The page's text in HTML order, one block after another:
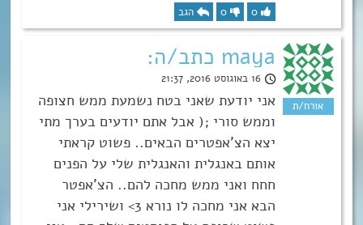
0
0 הגב
maya כתב/ה:
16 באוגוסט 2016, 21:37
אני יודעת שאני בטח נשמעת ממש חצופה
וממש סורי ;( אבל אתם יודעים בערך מתי
יצא הצ’אפטרים הבאים.. פשוט קראתי
אותם באנגלית והאנגלית שלי על הפנים
חחח ואני ממש מחכה להם.. הצ’אפטר
הבא אני מחכה לו נורא 3> ושירילי אני